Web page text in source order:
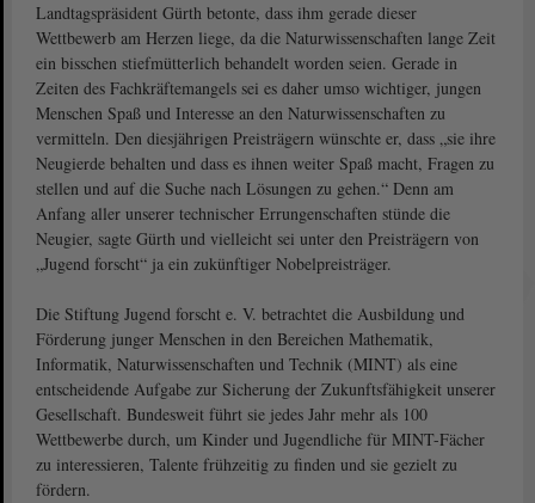
Landtagspräsident Gürth betonte, dass ihm gerade dieser
Wettbewerb am Herzen liege, da die Naturwissenschaften lange Zeit
ein bisschen stiefmütterlich behandelt worden seien. Gerade in
Zeiten des Fachkräftemangels sei es daher umso wichtiger, jungen
Menschen Spaß und Interesse an den Naturwissenschaften zu
vermitteln. Den diesjährigen Preisträgern wünschte er, dass „sie ihre
Neugierde behalten und dass es ihnen weiter Spaß macht, Fragen zu
stellen und auf die Suche nach Lösungen zu gehen.“ Denn am
Anfang aller unserer technischer Errungenschaften stünde die
Neugier, sagte Gürth und vielleicht sei unter den Preisträgern von
„Jugend forscht“ ja ein zukünftiger Nobelpreisträger.
Die Stiftung Jugend forscht e. V. betrachtet die Ausbildung und
Förderung junger Menschen in den Bereichen Mathematik,
Informatik, Naturwissenschaften und Technik (MINT) als eine
entscheidende Aufgabe zur Sicherung der Zukunftsfähigkeit unserer
Gesellschaft. Bundesweit führt sie jedes Jahr mehr als 100
Wettbewerbe durch, um Kinder und Jugendliche für MINT-Fächer
zu interessieren, Talente frühzeitig zu finden und sie gezielt zu
fördern.